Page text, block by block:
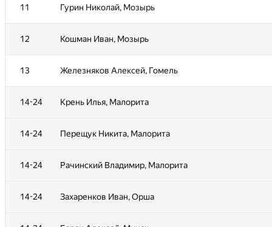
11 Гурин Николай, Мозырь
12 Кошман Иван, Мозырь
13 Железняков Алексей, Гомель
14-24 Крень Илья, Малорита
14-24 Перещук Никита, Малорита
14-24 Рачинский Владимир, Малорита
14-24 Захаренков Иван, Орша
11 Гурин Николай, Мозырь
12 Кошман Иван, Мозырь
13 Железняков Алексей, Гомель
14-24 Крень Илья, Малорита
14-24 Перещук Никита, Малорита
14-24 Рачинский Владимир, Малорита
14-24 Захаренков Иван, Орша